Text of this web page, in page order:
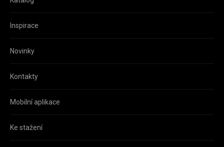
Inspirace
Novinky
Kontakty
Mobilní aplikace
Ke stažení